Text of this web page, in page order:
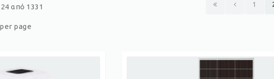
από 1331
page
1